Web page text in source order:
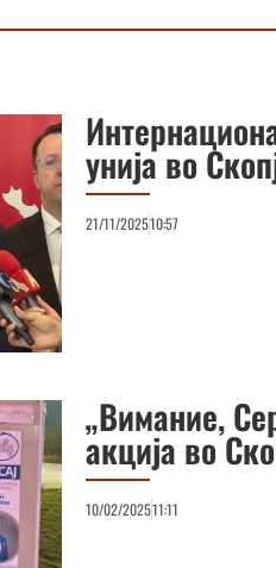
унија во
21/11/202510:57
„Вимание,
акција во
10/02/202511:11